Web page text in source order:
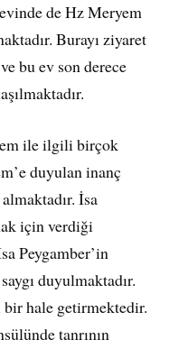
de Hz Meryem
Burayı ziyaret
bu ev son derece
ile ilgili birçok
duyulan inanç
İsa
için verdiği
Peygamber’in
duyulmaktadır.
hale getirmektedir.
tanrının